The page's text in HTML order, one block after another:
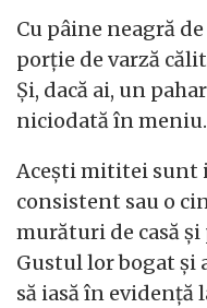
Cu pâine neagră
porție de varză
Și, dacă ai, un
niciodată în meniu.
Acești mititei sunt
consistent sau o
murături de casă și
Gustul lor bogat și
să iasă în evidență